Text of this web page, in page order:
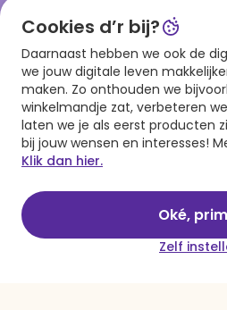
Download onze app
Cookies d’r bij?
Daarnaast hebben we ook de
we jouw digitale leven
maken. Zo onthouden we
winkelmandje zat, verbeteren
laten we je als eerst producten
bij jouw wensen en interesses!
Klik dan hier.
Oké,
Zelf